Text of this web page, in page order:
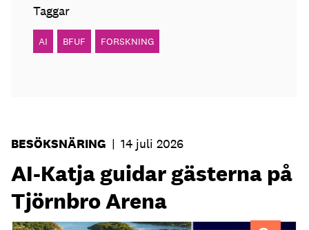
Taggar
AI BFUF FORSKNING
BESÖKSNÄRING | 14 juli 2026
AI-Katja guidar gästerna på
Tjörnbro Arena